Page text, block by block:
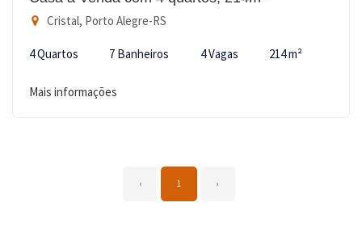
Cristal, Porto Alegre-RS
4 Quartos 7 Banheiros 4 Vagas 214 m²
Mais informações
‹ 1 ›